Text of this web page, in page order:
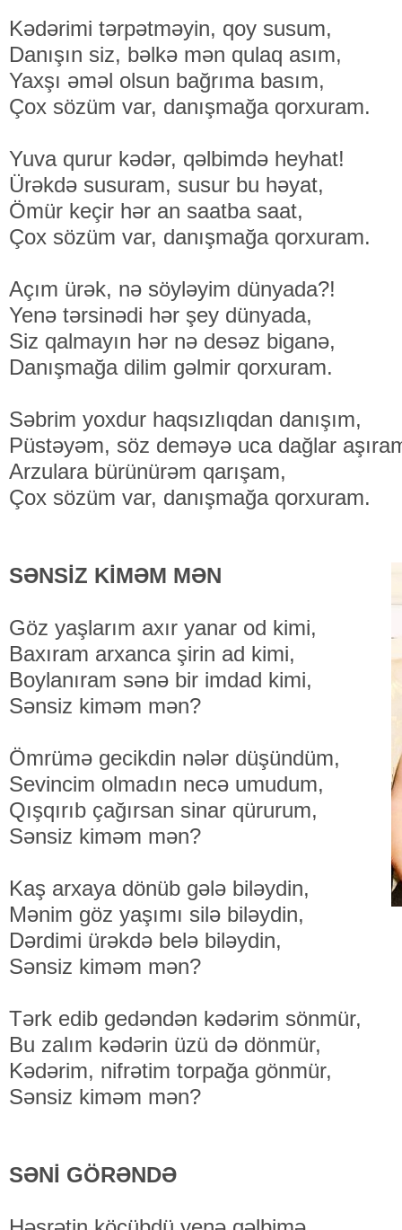
Kədərimi tərpətməyin, qoy susum,
Danışın siz, bəlkə mən qulaq asım,
Yaxşı əməl olsun bağrıma basım,
Çox sözüm var, danışmağa qorxuram.
Yuva qurur kədər, qəlbimdə heyhat!
Ürəkdə susuram, susur bu həyat,
Ömür keçir hər an saatba saat,
Çox sözüm var, danışmağa qorxuram.
Açım ürək, nə söyləyim dünyada?!
Yenə tərsinədi hər şey dünyada,
Siz qalmayın hər nə desəz biganə,
Danışmağa dilim gəlmir qorxuram.
Səbrim yoxdur haqsızlıqdan danışım,
Püstəyəm, söz deməyə uca dağlar
Arzulara bürünürəm qarışam,
Çox sözüm var, danışmağa qorxuram.
SƏNSİZ KİMƏM MƏN
Göz yaşlarım axır yanar od kimi,
Baxıram arxanca şirin ad kimi,
Boylanıram sənə bir imdad kimi,
Sənsiz kiməm mən?
Ömrümə gecikdin nələr düşündüm,
Sevincim olmadın necə umudum,
Qışqırıb çağırsan sinar qürurum,
Sənsiz kiməm mən?
Kaş arxaya dönüb gələ biləydin,
Mənim göz yaşımı silə biləydin,
Dərdimi ürəkdə belə biləydin,
Sənsiz kiməm mən?
Tərk edib gedəndən kədərim sönmür,
Bu zalım kədərin üzü də dönmür,
Kədərim, nifrətim torpağa gönmür,
Sənsiz kiməm mən?
SƏNİ GÖRƏNDƏ